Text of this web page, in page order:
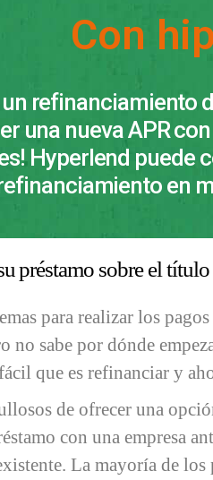
Con
un refinanciamiento
una nueva APR
Hyperlend puede
en
préstamo sobre el
para realizar los
no sabe por dónde
que es refinanciar y
de ofrecer una
con una empresa
La mayoría de los